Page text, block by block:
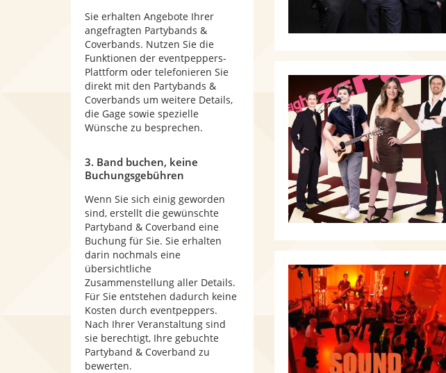
Sie erhalten Angebote Ihrer
angefragten Partybands &
Coverbands. Nutzen Sie die
Funktionen der eventpeppers-
Plattform oder telefonieren Sie
direkt mit den Partybands &
Coverbands um weitere Details,
die Gage sowie spezielle
Wünsche zu besprechen.
3. Band buchen, keine
Buchungsgebühren
Wenn Sie sich einig geworden
sind, erstellt die gewünschte
Partyband & Coverband eine
Buchung für Sie. Sie erhalten
darin nochmals eine
übersichtliche
Zusammenstellung aller Details.
Für Sie entstehen dadurch keine
Kosten durch eventpeppers.
Nach Ihrer Veranstaltung sind
sie berechtigt, Ihre gebuchte
Partyband & Coverband zu
bewerten.